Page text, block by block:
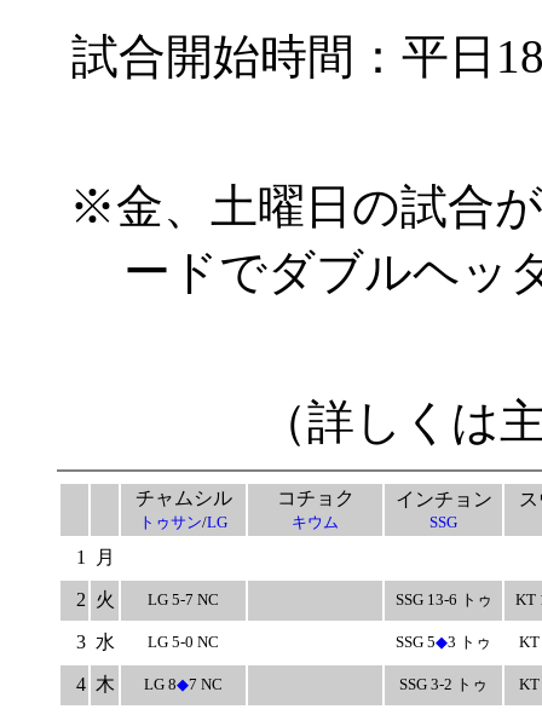
試合開始時間：平日
※金、土曜日の試合
ードでダブルヘッ
（詳しくは
チャムシル
トゥサン/LG
コチョク
キウム
インチョン
SSG
1 月
2 火 LG 5-7 NC SSG 13-6 トゥ KT
3 水 LG 5-0 NC SSG 5◆3 トゥ KT
4 木 LG 8◆7 NC SSG 3-2 トゥ KT